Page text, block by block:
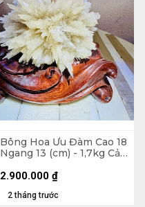
Bông Hoa Ưu Đàm Cao 18
Ngang 13 (cm) - 1,7kg Cả
2 tháng trước
2.900.000 ₫